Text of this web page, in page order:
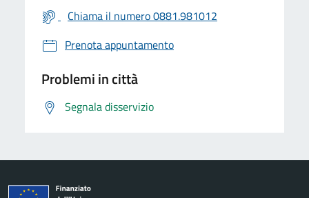
Chiama il numero 0881.981012
Prenota appuntamento
Problemi in città
Segnala disservizio